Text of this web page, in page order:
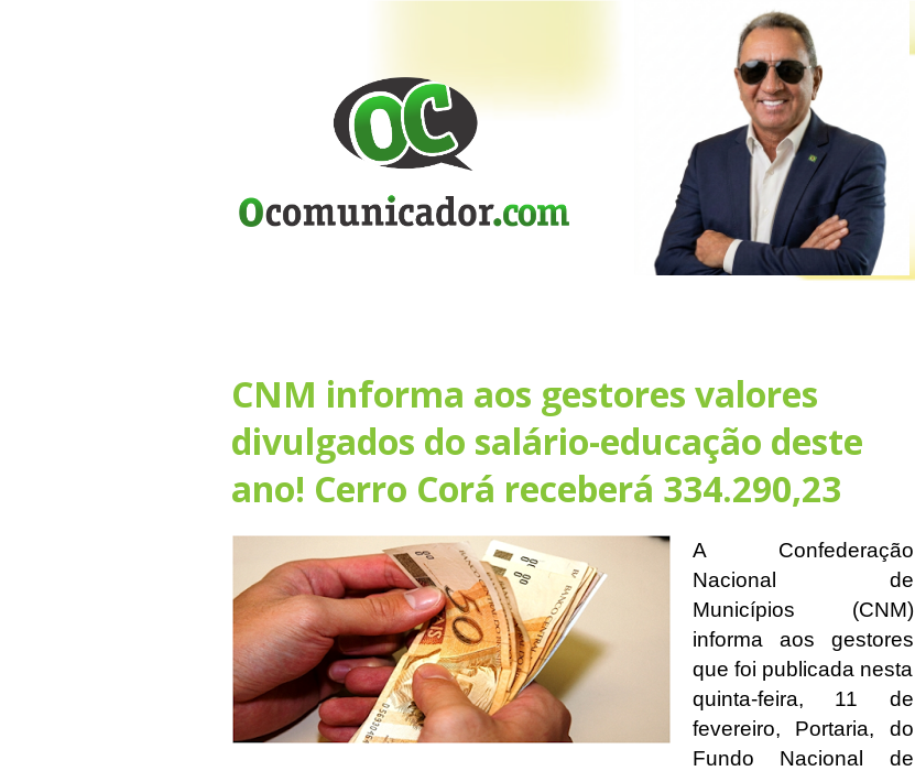
CNM informa aos gestores valores
divulgados do salário-educação deste
ano! Cerro Corá receberá 334.290,23
A Confederação
Nacional de
Municípios (CNM)
informa aos gestores
que foi publicada nesta
quinta-feira, 11 de
fevereiro, Portaria, do
Fundo Nacional de